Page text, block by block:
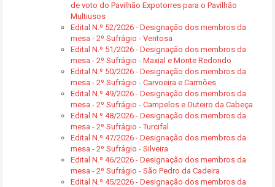
de voto do Pavilhão Expotorres para o Pavilhão
Multiusos
Edital N.º 52/2026 - Designação dos membros da
mesa - 2º Sufrágio - Ventosa
Edital N.º 51/2026 - Designação dos membros da
mesa - 2º Sufrágio - Maxial e Monte Redondo
Edital N.º 50/2026 - Designação dos membros da
mesa - 2º Sufrágio - Carvoeira e Carmões
Edital N.º 49/2026 - Designação dos membros da
mesa - 2º Sufrágio - Campelos e Outeiro da Cabeça
Edital N.º 48/2026 - Designação dos membros da
mesa - 2º Sufrágio - Turcifal
Edital N.º 47/2026 - Designação dos membros da
mesa - 2º Sufrágio - Silveira
Edital N.º 46/2026 - Designação dos membros da
mesa - 2º Sufrágio - São Pedro da Cadeira
Edital N.º 45/2026 - Designação dos membros da